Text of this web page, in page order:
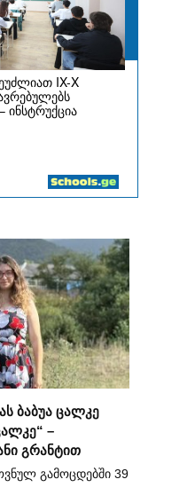
ბაბუა ცალკე
–
გრანტით
გამოცდებში 39